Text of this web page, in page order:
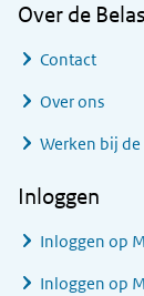
Over de
Contact
Over ons
Werken bij
Inloggen
Inloggen op
Inloggen op